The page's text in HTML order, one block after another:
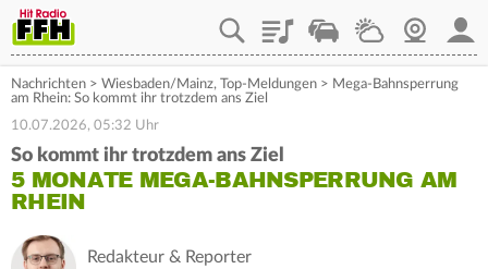
PlaylistStaupilotWetterWebcam
Nachrichten > Wiesbaden/Mainz, Top-Meldungen > Mega-Bahnsperrung
am Rhein: So kommt ihr trotzdem ans Ziel
10.07.2026, 05:32 Uhr
So kommt ihr trotzdem ans Ziel
5 MONATE MEGA-BAHNSPERRUNG AM
RHEIN
Redakteur & Reporter